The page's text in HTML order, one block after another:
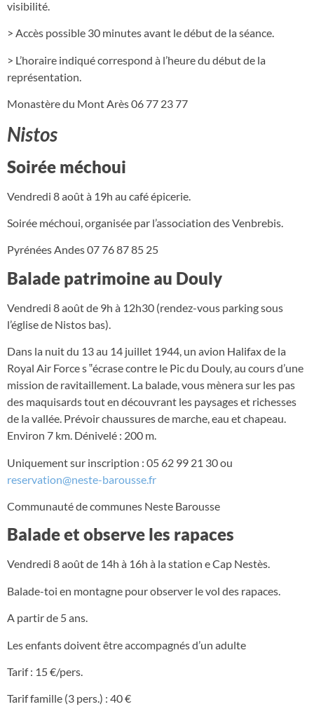
visibilité.
> Accès possible 30 minutes avant le début de la séance.
> L’horaire indiqué correspond à l’heure du début de la
représentation.
Monastère du Mont Arès 06 77 23 77
Nistos
Soirée méchoui
Vendredi 8 août à 19h au café épicerie.
Soirée méchoui, organisée par l’association des Venbrebis.
Pyrénées Andes 07 76 87 85 25
Balade patrimoine au Douly
Vendredi 8 août de 9h à 12h30 (rendez-vous parking sous
l’église de Nistos bas).
Dans la nuit du 13 au 14 juillet 1944, un avion Halifax de la
Royal Air Force s ‟écrase contre le Pic du Douly, au cours d’une
mission de ravitaillement. La balade, vous mènera sur les pas
des maquisards tout en découvrant les paysages et richesses
de la vallée. Prévoir chaussures de marche, eau et chapeau.
Environ 7 km. Dénivelé : 200 m.
Uniquement sur inscription : 05 62 99 21 30 ou
reservation@neste-barousse.fr
Communauté de communes Neste Barousse
Balade et observe les rapaces
Vendredi 8 août de 14h à 16h à la station e Cap Nestès.
Balade-toi en montagne pour observer le vol des rapaces.
A partir de 5 ans.
Les enfants doivent être accompagnés d’un adulte
Tarif : 15 €/pers.
Tarif famille (3 pers.) : 40 €